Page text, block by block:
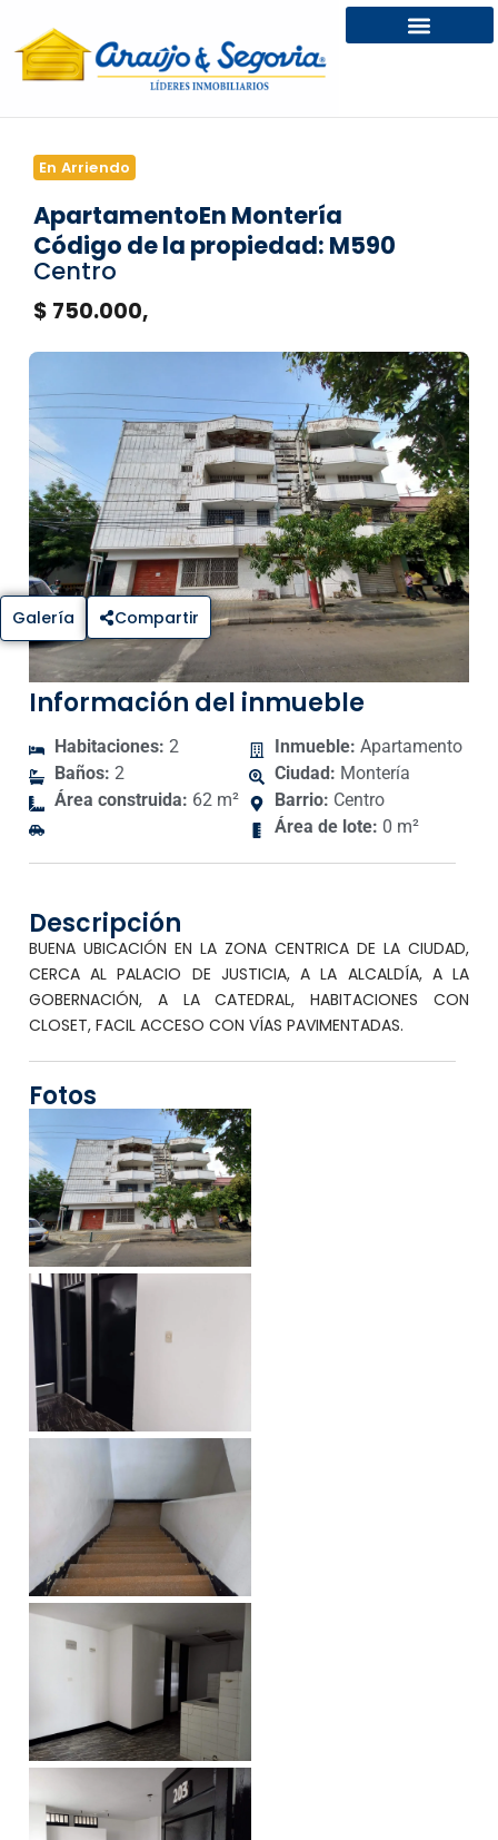
En Arriendo
ApartamentoEn Montería
Código de la propiedad: M590
Centro
$ 750.000,
Galería Compartir
Información del inmueble
Habitaciones: 2
Baños: 2
Área construida: 62 m²
Inmueble: Apartamento
Ciudad: Montería
Barrio: Centro
Área de lote: 0 m²
Descripción
BUENA UBICACIÓN EN LA ZONA CENTRICA DE LA CIUDAD,
CERCA AL PALACIO DE JUSTICIA, A LA ALCALDÍA, A LA
GOBERNACIÓN, A LA CATEDRAL, HABITACIONES CON
CLOSET, FACIL ACCESO CON VÍAS PAVIMENTADAS.
Fotos